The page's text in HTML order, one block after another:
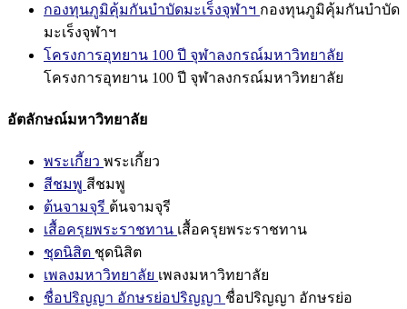
กองทุนภูมิคุ้มกันบำบัดมะเร็งจุฬาฯ กองทุนภูมิคุ้มกันบำบัด
มะเร็งจุฬาฯ
โครงการอุทยาน 100 ปี จุฬาลงกรณ์มหาวิทยาลัย
โครงการอุทยาน 100 ปี จุฬาลงกรณ์มหาวิทยาลัย
อัตลักษณ์มหาวิทยาลัย
พระเกี้ยว พระเกี้ยว
สีชมพู สีชมพู
ต้นจามจุรี ต้นจามจุรี
เสื้อครุยพระราชทาน เสื้อครุยพระราชทาน
ชุดนิสิต ชุดนิสิต
เพลงมหาวิทยาลัย เพลงมหาวิทยาลัย
ชื่อปริญญา อักษรย่อปริญญา ชื่อปริญญา อักษรย่อ